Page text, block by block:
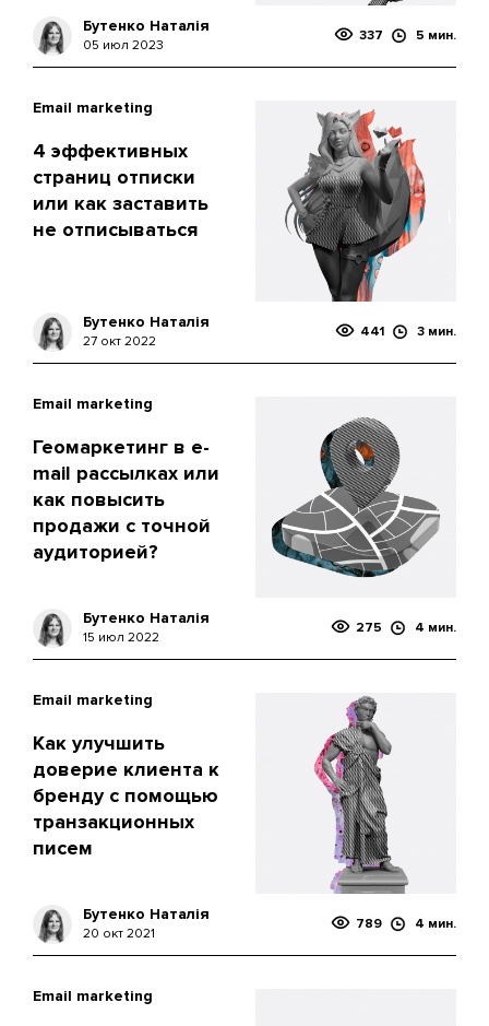
Бутенко Наталія
05 июл 2023
337 5 мин.
Email marketing
4 эффективных
страниц отписки
или как заставить
не отписываться
Бутенко Наталія
27 окт 2022
441 3 мин.
Email marketing
Геомаркетинг в e-
mail рассылках или
как повысить
продажи с точной
аудиторией?
Бутенко Наталія
15 июл 2022
275 4 мин.
Email marketing
Как улучшить
доверие клиента к
бренду с помощью
транзакционных
писем
Бутенко Наталія
20 окт 2021
789 4 мин.
Email marketing